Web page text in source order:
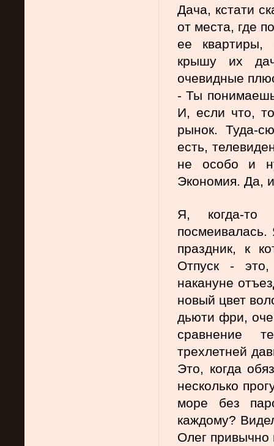
Дача, кстати
от места, где
ее квартиры,
крышу их
очевидные
- Ты
И, если что,
рынок. Туда-
есть,
не особо и
Экономия. Да,
Я, когда-то
посмеивалась.
праздник, к
Отпуск -
накануне
новый цвет
дьюти фри,
сравнение
трехлетней
Это, когда
несколько
море без
каждому?
Олег привычно